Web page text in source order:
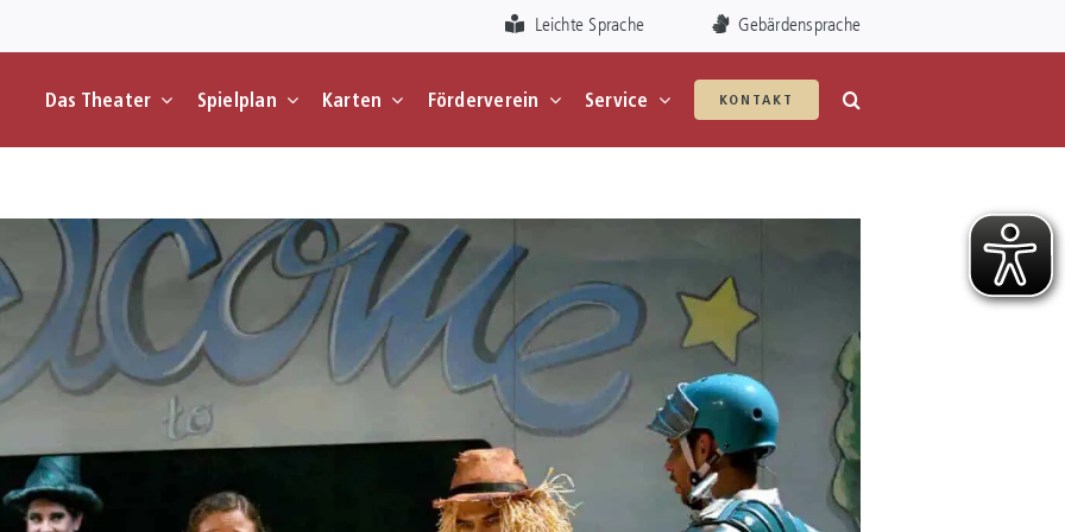
Leichte Sprache Gebärdensprache
Das Theater Spielplan Karten Förderverein Service KONTAKT